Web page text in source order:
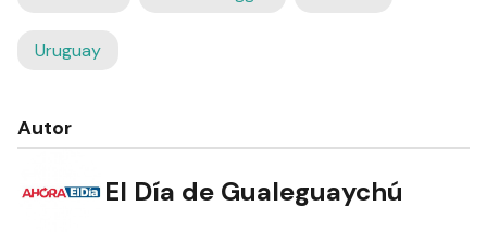
Uruguay
Autor
El Día de Gualeguaychú